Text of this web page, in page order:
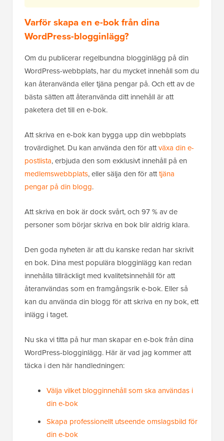
Varför skapa en e-bok från dina
WordPress-blogginlägg?
Om du publicerar regelbundna blogginlägg på din
WordPress-webbplats, har du mycket innehåll som du
kan återanvända eller tjäna pengar på. Och ett av de
bästa sätten att återanvända ditt innehåll är att
paketera det till en e-bok.
Att skriva en e-bok kan bygga upp din webbplats
trovärdighet. Du kan använda den för attväxa din e-
postlista, erbjuda den som exklusivt innehåll på en
medlemswebbplats, eller sälja den för atttjäna
pengar på din blogg.
Att skriva en bok är dock svårt, och 97 % av de
personer som börjar skriva en bok blir aldrig klara.
Den goda nyheten är att du kanske redan har skrivit
en bok. Dina mest populära blogginlägg kan redan
innehålla tillräckligt med kvalitetsinnehåll för att
återanvändas som en framgångsrik e-bok. Eller så
kan du använda din blogg för att skriva en ny bok, ett
inlägg i taget.
Nu ska vi titta på hur man skapar en e-bok från dina
WordPress-blogginlägg. Här är vad jag kommer att
täcka i den här handledningen:
Välja vilket blogginnehåll som ska användas i
din e-bok
Skapa professionellt utseende omslagsbild för
din e-bok